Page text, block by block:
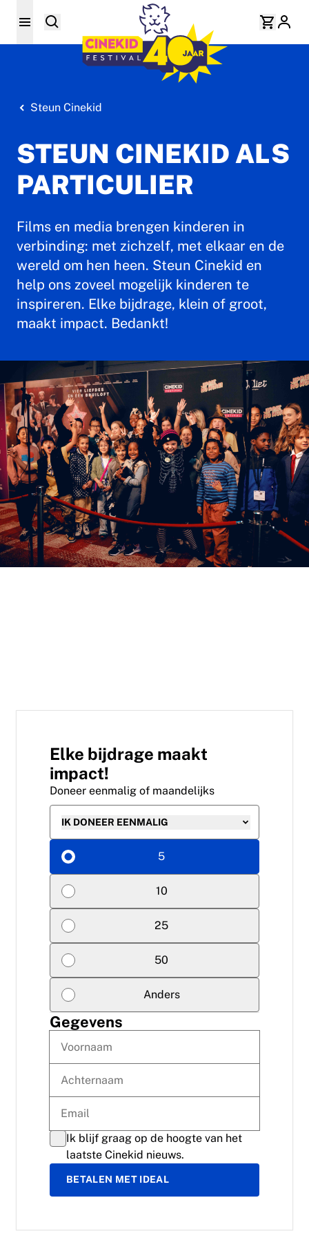
Steun Cinekid
STEUN CINEKID ALS
PARTICULIER
Films en media brengen kinderen in
verbinding: met zichzelf, met elkaar en de
wereld om hen heen. Steun Cinekid en
help ons zoveel mogelijk kinderen te
inspireren. Elke bijdrage, klein of groot,
maakt impact. Bedankt!
Elke bijdrage maakt
impact!
Doneer eenmalig of maandelijks
IK DONEER EENMALIG
5
10
25
50
Anders
Gegevens
Ik blijf graag op de hoogte van het
laatste Cinekid nieuws.
BETALEN MET IDEAL